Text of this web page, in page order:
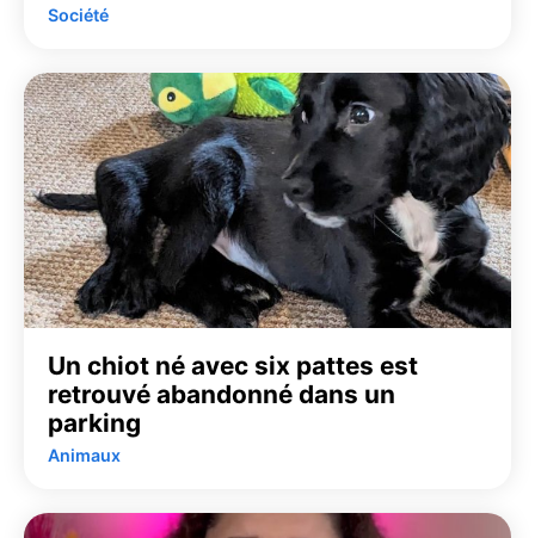
Société
Un chiot né avec six pattes est
retrouvé abandonné dans un
parking
Animaux